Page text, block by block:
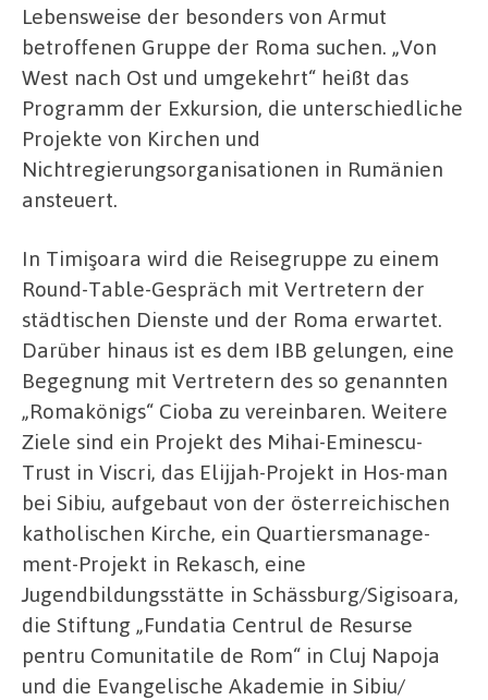
Lebensweise der besonders von Armut
betroffenen Gruppe der Roma suchen. „Von
West nach Ost und umgekehrt“ heißt das
Programm der Exkursion, die unterschiedliche
Projekte von Kirchen und
Nichtregierungsorganisationen in Rumänien
ansteuert.
In Timişoara wird die Reisegruppe zu einem
Round-Table-Gespräch mit Vertretern der
städtischen Dienste und der Roma erwartet.
Darüber hinaus ist es dem IBB gelungen, eine
Begegnung mit Vertretern des so genannten
„Romakönigs“ Cioba zu vereinbaren. Weitere
Ziele sind ein Projekt des Mihai-Eminescu-
Trust in Viscri, das Elijjah-Projekt in Hos-man
bei Sibiu, aufgebaut von der österreichischen
katholischen Kirche, ein Quartiersmanage-
ment-Projekt in Rekasch, eine
Jugendbildungsstätte in Schässburg/Sigisoara,
die Stiftung „Fundatia Centrul de Resurse
pentru Comunitatile de Rom“ in Cluj Napoja
und die Evangelische Akademie in Sibiu/